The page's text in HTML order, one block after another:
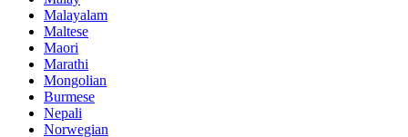
Malayalam
Maltese
Maori
Marathi
Mongolian
Burmese
Nepali
Norwegian